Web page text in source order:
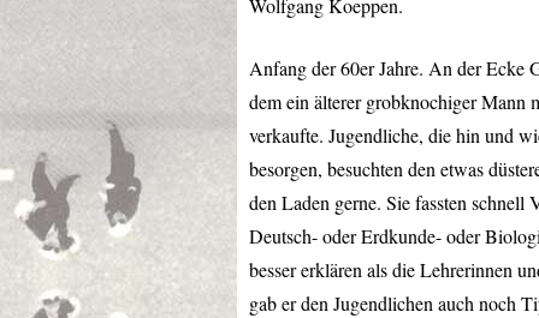
Wolfgang Koeppen.
Anfang der 60er Jahre. An der Ecke
dem ein älterer grobknochiger Mann
verkaufte. Jugendliche, die hin und
besorgen, besuchten den etwas
den Laden gerne. Sie fassten
Deutsch- oder Erdkunde- oder
besser erklären als die Lehrerinnen
gab er den Jugendlichen auch noch